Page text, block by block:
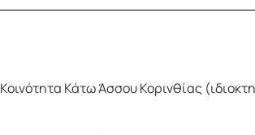
Κάτω Άσσου Κορινθίας